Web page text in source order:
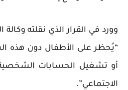
وورد في القرار الذي نقلته وكالة
“يُحظر على الأطفال دون هذه
أو تشغيل الحسابات
الاجتماعي”.